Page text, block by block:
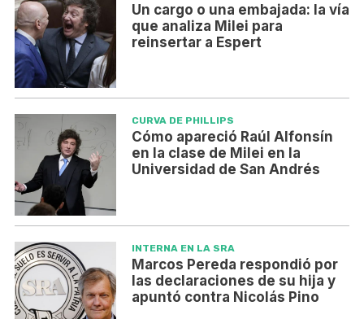
Un cargo o una embajada: la vía
que analiza Milei para
reinsertar a Espert
CURVA DE PHILLIPS
Cómo apareció Raúl Alfonsín
en la clase de Milei en la
Universidad de San Andrés
INTERNA EN LA SRA
Marcos Pereda respondió por
las declaraciones de su hija y
apuntó contra Nicolás Pino